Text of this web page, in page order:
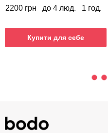
2200 грн до 4 люд. 1 год.
Купити для себе